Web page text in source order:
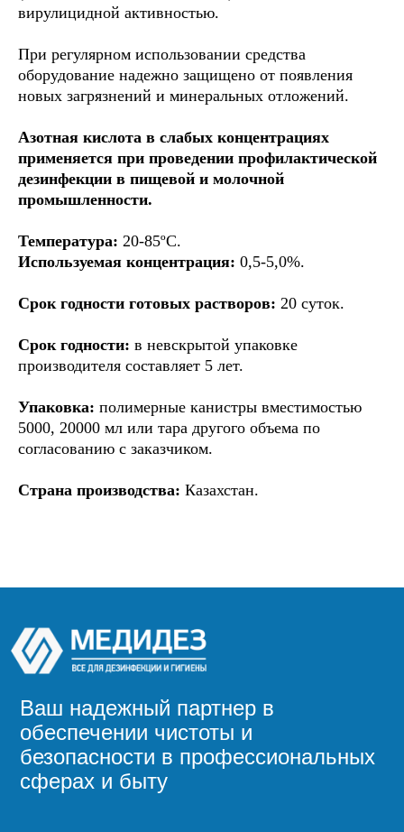
вирулицидной активностью.
При регулярном использовании средства
оборудование надежно защищено от появления
новых загрязнений и минеральных отложений.
Азотная кислота в слабых концентрациях
применяется при проведении профилактической
дезинфекции в пищевой и молочной
промышленности.
Температура: 20-85ºС.
Используемая концентрация: 0,5-5,0%.
Срок годности готовых растворов: 20 суток.
Срок годности: в невскрытой упаковке
производителя составляет 5 лет.
Упаковка: полимерные канистры вместимостью
5000, 20000 мл или тара другого объема по
согласованию с заказчиком.
Страна производства: Казахстан.
Ваш надежный партнер в
обеспечении чистоты и
безопасности в профессиональных
сферах и быту